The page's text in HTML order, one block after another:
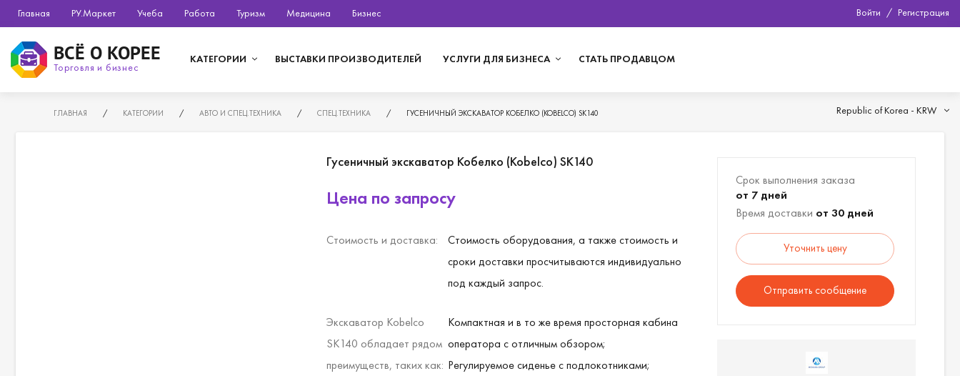
Главная РУ.Маркет Учеба Работа Туризм Медицина Бизнес Войти / Регистрация
ВСЁ О КОРЕЕ
Торговля и бизнес
КАТЕГОРИИ ВЫСТАВКИ ПРОИЗВОДИТЕЛЕЙ УСЛУГИ ДЛЯ БИЗНЕСА СТАТЬ ПРОДАВЦОМ
ГЛАВНАЯ / КАТЕГОРИИ / АВТО И СПЕЦ.ТЕХНИКА / СПЕЦ.ТЕХНИКА / ГУСЕНИЧНЫЙ ЭКСКАВАТОР КОБЕЛКО (KOBELCO) SK140 Republic of Korea - KRW
Гусеничный экскаватор Кобелко (Kobelco) SK140
Цена по запросу
Стоимость и доставка:
Стоимость оборудования, а также стоимость и
сроки доставки просчитываются индивидуально
под каждый запрос.
Экскаватор Kobelco
SK140 обладает рядом
преимуществ, таких как:
Компактная и в то же время просторная кабина
оператора с отличным обзором;
Регулируемое сиденье с подлокотниками;
Срок выполнения заказа
от 7 дней
Время доставки от 30 дней
Уточнить цену
Отправить сообщение